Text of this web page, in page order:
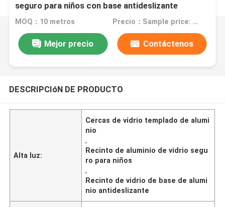
seguro para niños con base antideslizante
MOQ：10 metros Precio：Sample price: $100.00/meter
Mejor precio Contáctenos
DESCRIPCIóN DE PRODUCTO
Alta luz:
Cercas de vidrio templado de alumi
nio
,
Recinto de aluminio de vidrio segu
ro para niños
,
Recinto de vidrio de base de alumi
nio antideslizante